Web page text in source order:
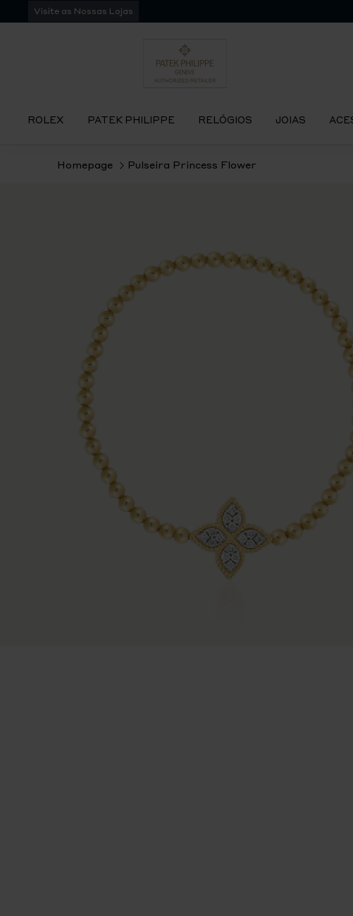
para
Visite as Nossas Lojas
ROLEX PATEK PHILIPPE RELÓGIOS JOIAS
Homepage Pulseira Princess Flower